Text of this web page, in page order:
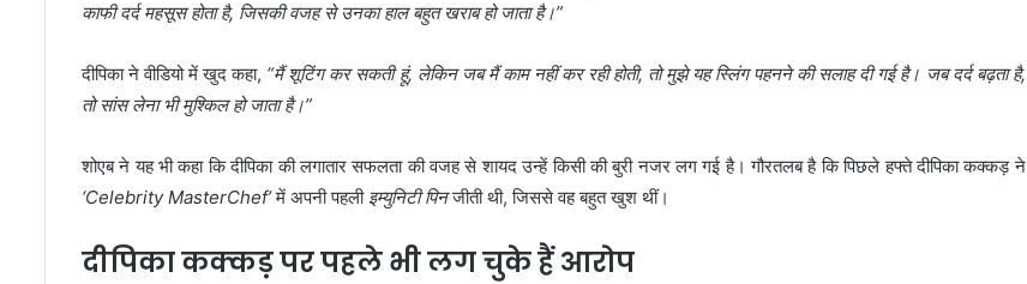
काफी दर्द महसूस होता है, जिसकी वजह से उनका हाल बहुत खराब हो जाता है।”
दीपिका ने वीडियो में खुद कहा, “मैं शूटिंग कर सकती हूं, लेकिन जब मैं काम नहीं कर रही होती, तो मुझे यह स्लिंग पहनने की सलाह दी गई है। जब दर्द बढ़ता है,
तो सांस लेना भी मुश्किल हो जाता है।”
शोएब ने यह भी कहा कि दीपिका की लगातार सफलता की वजह से शायद उन्हें किसी की बुरी नजर लग गई है। गौरतलब है कि पिछले हफ्ते दीपिका कक्कड़ ने
‘Celebrity MasterChef’में अपनी पहली इम्युनिटी पिनजीती थी, जिससे वह बहुत खुश थीं।
दीपिका कक्कड़ पर पहले भी लग चुके हैं आरोप